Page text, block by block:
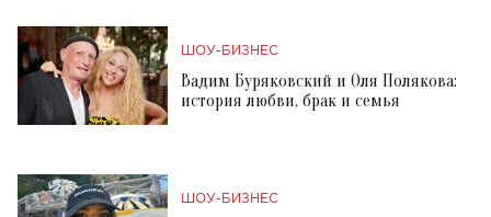
ШОУ-БИЗНЕС
Вадим Буряковский и Оля Полякова:
история любви, брак и семья
ШОУ-БИЗНЕС